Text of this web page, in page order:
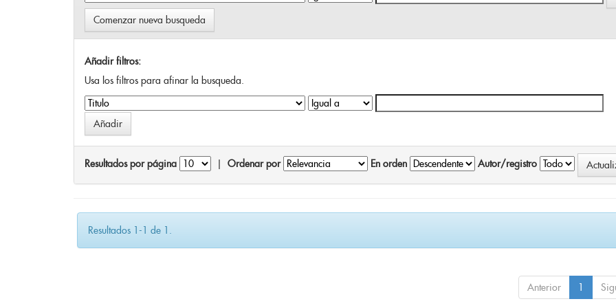
Comenzar nueva busqueda
Añadir filtros:
Usa los filtros para afinar la busqueda.
Resultados por página Ordenar por En orden Autor/registro
Resultados 1-1 de 1.
Anterior 1